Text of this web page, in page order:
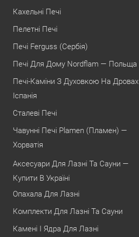
Кахельні Печі
Пелетні Печі
Печі Ferguss (Сербія)
Печі Для Дому Nordflam — Польща
Печі-Каміни З Духовкою На Дровах
Іспанія
Сталеві Печі
Чавунні Печі Plamen (Пламен) —
Хорватія
Аксесуари Для Лазні Та Сауни —
Купити В Україні
Опахала Для Лазні
Комплекти Для Лазні Та Сауни
Камені І Ядра Для Лазні